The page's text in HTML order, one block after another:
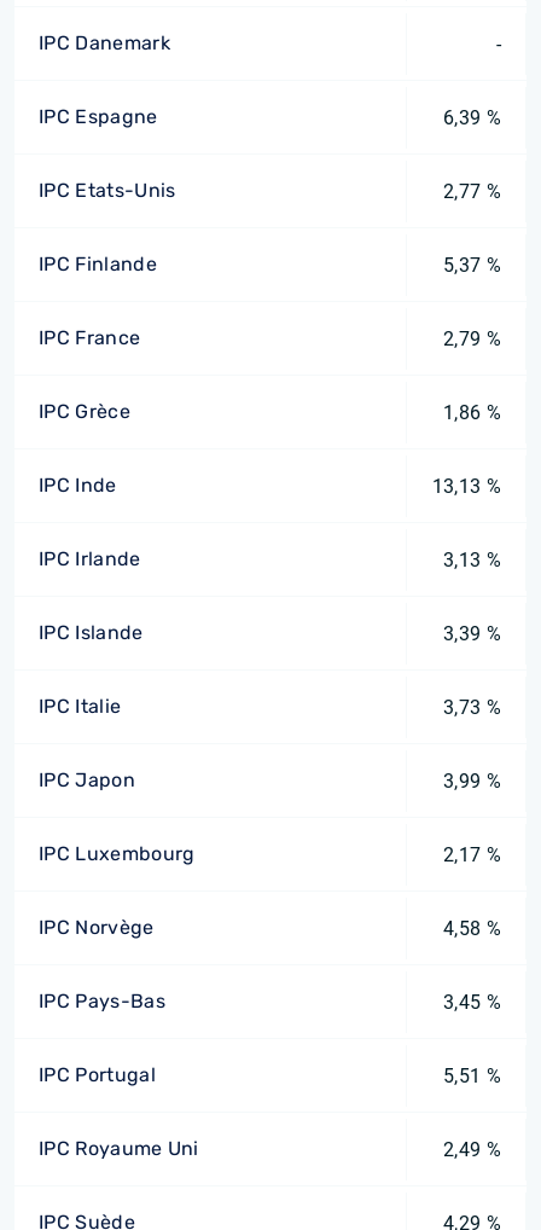
IPC Danemark -
IPC Espagne 6,39 %
IPC Etats-Unis 2,77 %
IPC Finlande 5,37 %
IPC France 2,79 %
IPC Grèce 1,86 %
IPC Inde 13,13 %
IPC Irlande 3,13 %
IPC Islande 3,39 %
IPC Italie 3,73 %
IPC Japon 3,99 %
IPC Luxembourg 2,17 %
IPC Norvège 4,58 %
IPC Pays-Bas 3,45 %
IPC Portugal 5,51 %
IPC Royaume Uni 2,49 %
IPC Suède 4,29 %